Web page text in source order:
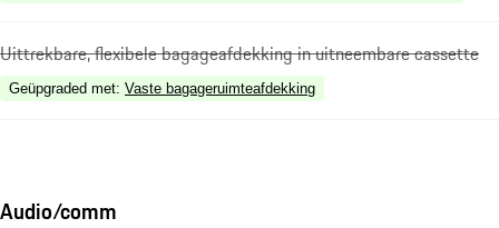
Uittrekbare, flexibele bagageafdekking in uitneembare cassette
Geüpgraded met: Vaste bagageruimteafdekking
Audio/comm